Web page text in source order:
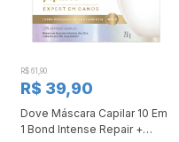
R$ 61,90
R$ 39,90
Dove Máscara Capilar 10 Em
1 Bond Intense Repair +